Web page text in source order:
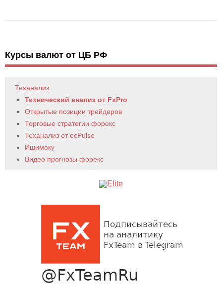
Курсы валют от ЦБ РФ
Теханализ
Технический анализ от FxPro
Открытые позиции трейдеров
Торговые стратегии форекс
Теханализ от ecPulse
Ишимоку
Видео прогнозы форекс